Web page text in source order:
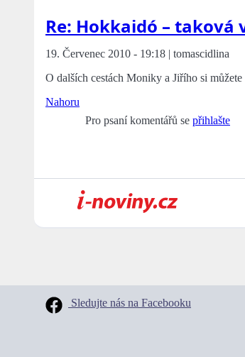
Re: Hokkaidó –
19. Červenec 2010 - 19:18 | tomascidlina
O dalších cestách Moniky a Jiřího si můžete
Nahoru
Pro psaní komentářů se přihlašte
Sledujte nás na Facebooku